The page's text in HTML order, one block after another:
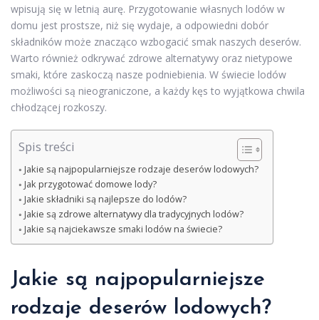
wpisują się w letnią aurę. Przygotowanie własnych lodów w
domu jest prostsze, niż się wydaje, a odpowiedni dobór
składników może znacząco wzbogacić smak naszych deserów.
Warto również odkrywać zdrowe alternatywy oraz nietypowe
smaki, które zaskoczą nasze podniebienia. W świecie lodów
możliwości są nieograniczone, a każdy kęs to wyjątkowa chwila
chłodzącej rozkoszy.
Spis treści
Jakie są najpopularniejsze rodzaje deserów lodowych?
Jak przygotować domowe lody?
Jakie składniki są najlepsze do lodów?
Jakie są zdrowe alternatywy dla tradycyjnych lodów?
Jakie są najciekawsze smaki lodów na świecie?
Jakie są najpopularniejsze
rodzaje deserów lodowych?